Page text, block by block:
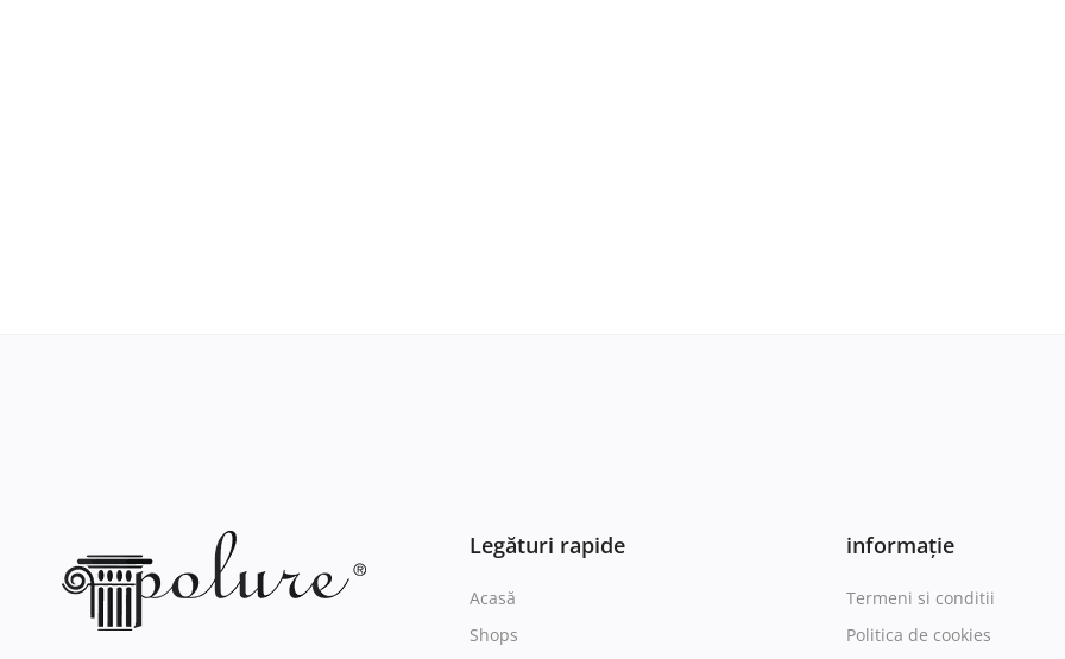
Legături rapide
Acasă
Shops
informație
Termeni si conditii
Politica de cookies